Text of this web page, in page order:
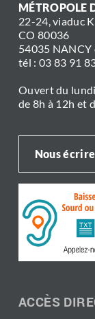
MÉTROPOLE
22-24, viaduc
CO 80036
54035 NANCY
tél : 03 83 91
Ouvert du
de 8h à 12h et
Nous écrire
ACCÈS